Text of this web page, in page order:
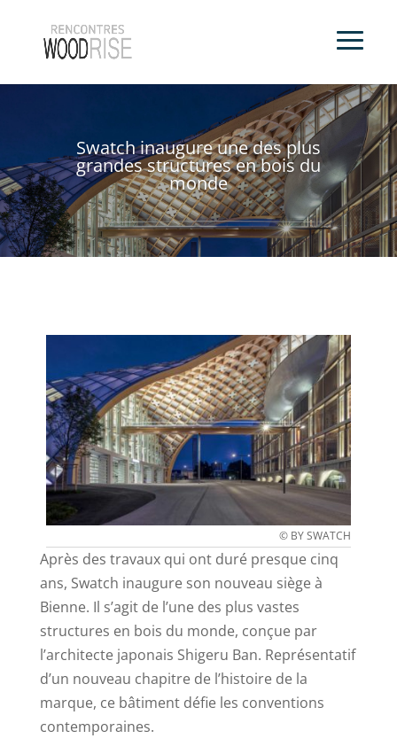
Swatch inaugure une des plus
grandes structures en bois du
monde
© BY SWATCH
Après des travaux qui ont duré presque cinq
ans, Swatch inaugure son nouveau siège à
Bienne. Il s’agit de l’une des plus vastes
structures en bois du monde, conçue par
l’architecte japonais Shigeru Ban. Représentatif
d’un nouveau chapitre de l’histoire de la
marque, ce bâtiment défie les conventions
contemporaines.